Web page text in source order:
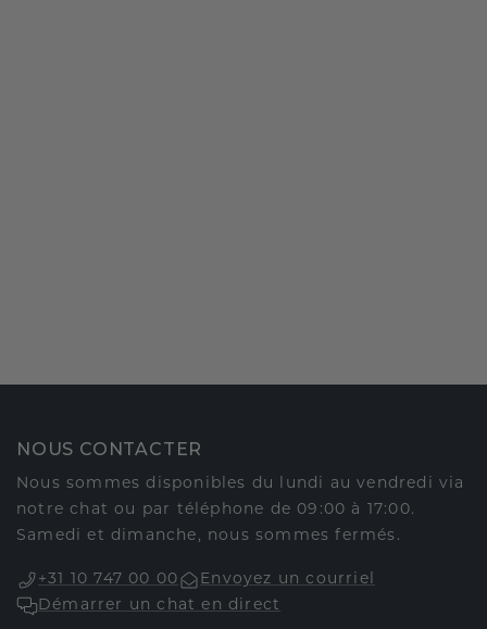
NOUS CONTACTER
Nous sommes disponibles du lundi au vendredi via
notre chat ou par téléphone de 09:00 à 17:00.
Samedi et dimanche, nous sommes fermés.
+31 10 747 00 00
Envoyez un courriel
Démarrer un chat en direct